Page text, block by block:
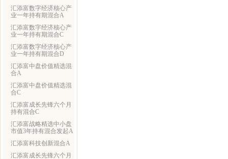
汇添富数字经济核心产
业一年持有期混合A
汇添富数字经济核心产
业一年持有期混合C
汇添富数字经济核心产
业一年持有期混合D
汇添富中盘价值精选混
合A
汇添富中盘价值精选混
合C
汇添富成长先锋六个月
持有混合C
汇添富战略精选中小盘
市值3年持有混合发起A
汇添富科技创新混合A
汇添富成长先锋六个月